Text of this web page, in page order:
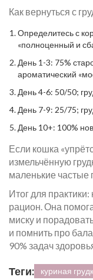
Как вернуться с
Определитесь с
«полноценный и
День 1-3: 75%
ароматический
День 4-6: 50/50;
День 7-9: 25/75;
День 10+: 100%
Если кошка
измельчённую
маленькие
Итог для практики:
рацион. Она
миску и
и помнить про
90% задач
Теги:
куриная